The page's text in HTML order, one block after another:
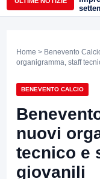
e
Home > Benevento
organigramma, staff
BENEVENTO CALCIO
nuovi
tecnico e
giovanili